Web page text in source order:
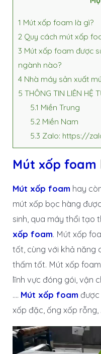
1 Mút xốp foam là gì?
2 Quy cách mút xốp
3 Mút xốp foam được
ngành nào?
4 Nhà máy sản xuất
5 THÔNG TIN LIÊN HỆ
5.1 Miền Trung
5.2 Miền Nam
5.3 Zalo: https://
Mút xốp foam
Mút xốp foam hay
mút xốp bọc hàng
sinh, qua máy thổi tạo
xốp foam. Mút xốp
tốt, cùng với khả năng
thấm tốt. Mút xốp
lĩnh vực đóng gói, vận
…. Mút xốp foam được
xốp đặc, ống xốp rỗng,
Trình
chơi